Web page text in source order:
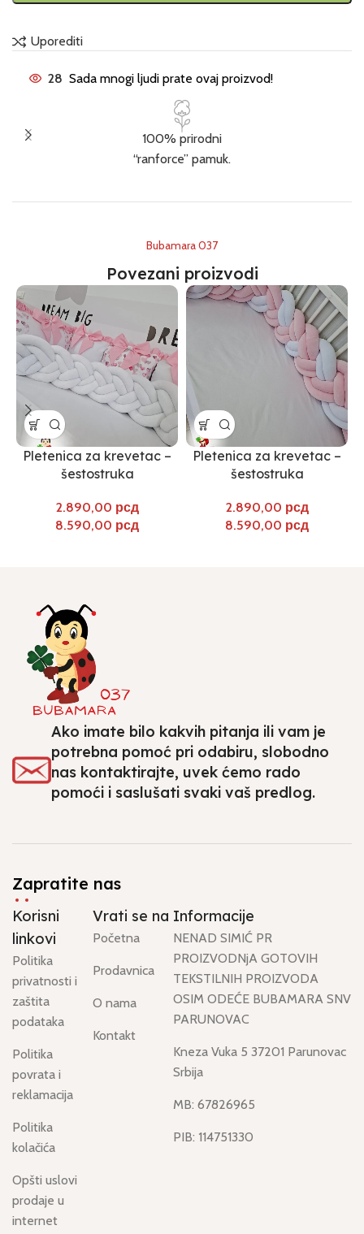
Uporediti
28 Sada mnogi ljudi prate ovaj proizvod!
100% prirodni
“ranforce” pamuk.
Bubamara 037
Povezani proizvodi
Pletenica za krevetac –
šestostruka
рсд
рсд
Pletenica za krevetac –
šestostruka
рсд
рсд
Ako imate bilo kakvih pitanja ili vam je
potrebna pomoć pri odabiru, slobodno
nas kontaktirajte, uvek ćemo rado
pomoći i saslušati svaki vaš predlog.
Zapratite nas
Korisni
linkovi
Politika
privatnosti i
zaštita
podataka
Politika
povrata i
reklamacija
Politika
kolačića
Opšti uslovi
prodaje u
internet
Vrati se na
Početna
Prodavnica
O nama
Kontakt
Informacije
NENAD SIMIĆ PR
PROIZVODNjA GOTOVIH
TEKSTILNIH PROIZVODA
OSIM ODEĆE BUBAMARA SNV
PARUNOVAC
Kneza Vuka 5 37201 Parunovac
Srbija
MB: 67826965
PIB: 114751330